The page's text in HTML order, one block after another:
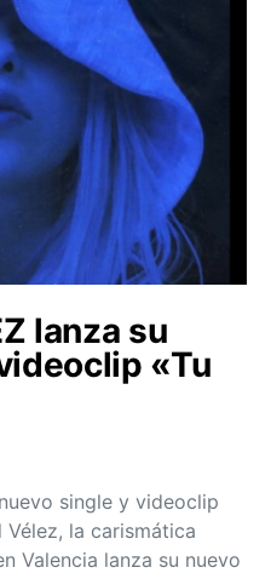
lanza su
«Tu
single y videoclip
Vélez, la carismática
Valencia lanza su nuevo